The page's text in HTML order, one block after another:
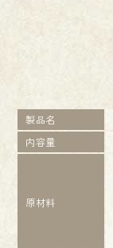
製品名
内容量
原材料